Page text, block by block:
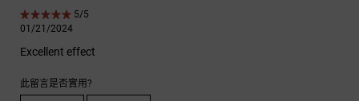
5 out of 5 stars.
5/5
01/21/2024
Excellent effect
此留言是否實用?